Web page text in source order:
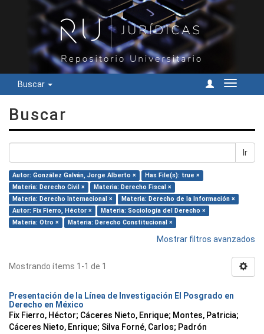
Buscar
Cambiar
Buscar
Ir
Autor: González Galván, Jorge Alberto ×
Has File(s): true ×
Materia: Derecho Civil ×
Materia: Derecho Fiscal ×
Materia: Derecho Internacional ×
Materia: Derecho de la Información ×
Autor: Fix Fierro, Héctor ×
Materia: Sociología del Derecho ×
Materia: Otro ×
Materia: Derecho Constitucional ×
Mostrar filtros avanzados
Mostrando ítems 1-1 de 1
Presentación de la Línea de Investigación El Posgrado en
Derecho en México
Fix Fierro, Héctor; Cáceres Nieto, Enrique; Montes, Patricia;
Cáceres Nieto, Enrique; Silva Forné, Carlos; Padrón